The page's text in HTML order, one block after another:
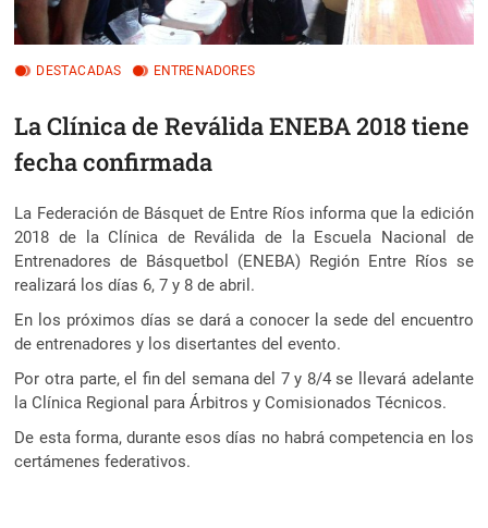
DESTACADAS ENTRENADORES
La Clínica de Reválida ENEBA 2018 tiene
fecha confirmada
La Federación de Básquet de Entre Ríos informa que la edición
2018 de la Clínica de Reválida de la Escuela Nacional de
Entrenadores de Básquetbol (ENEBA) Región Entre Ríos se
realizará los días 6, 7 y 8 de abril.
En los próximos días se dará a conocer la sede del encuentro
de entrenadores y los disertantes del evento.
Por otra parte, el fin del semana del 7 y 8/4 se llevará adelante
la Clínica Regional para Árbitros y Comisionados Técnicos.
De esta forma, durante esos días no habrá competencia en los
certámenes federativos.